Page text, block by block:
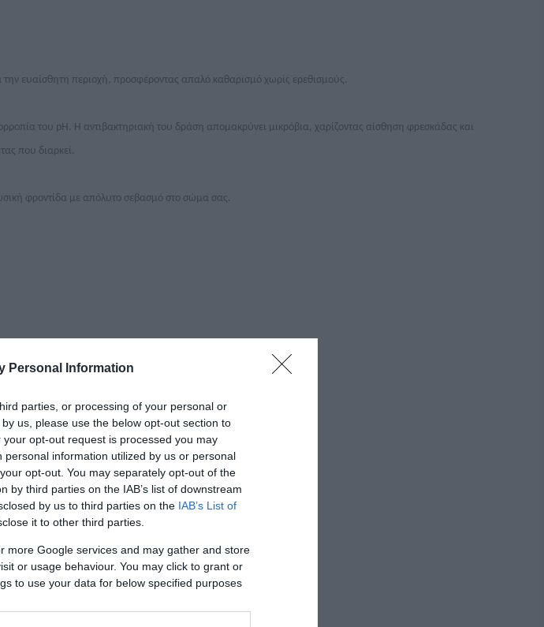
Personal Information
parties, or processing of your personal or
us, please use the below opt-out section to
opt-out request is processed you may
information utilized by us or personal
opt-out. You may separately opt-out of the
by third parties on the IAB’s list of downstream
by us to third parties on the IAB’s List of
it to other third parties.
more Google services and may gather and store
or usage behaviour. You may click to grant or
to use your data for below specified purposes
την ευαίσθητη περιοχή, προσφέροντας απαλό καθαρισμό χωρίς ερεθισμούς.
του pH. Η αντιβακτηριακή του δράση απομακρύνει μικρόβια, χαρίζοντας αίσθηση φρεσκάδας και
που διαρκεί.
φροντίδα με απόλυτο σεβασμό στο σώμα σας.
ΠΡΟΪΌΝΤΑ
Hot deal